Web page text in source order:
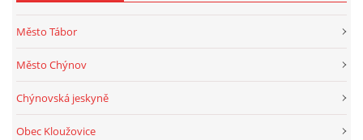
Město Tábor
Město Chýnov
Chýnovská jeskyně
Obec Kloužovice